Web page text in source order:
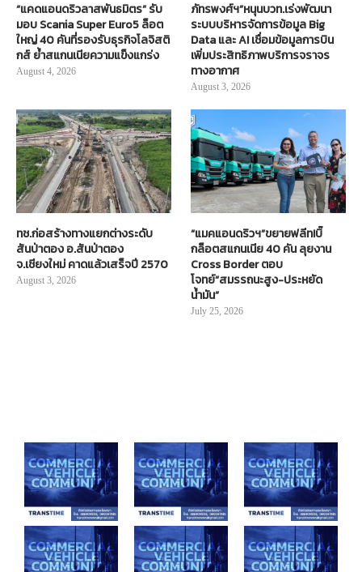
“แคดแอนดริวลาสพันธมิตร” รับ
มอบ Scania Super Euro5 ล็อต
ใหญ่ 40 คันที่รองรับธุรกิจโลจิสติ
กส์ ย้ำสแกนเนียความแข็งแกร่ง
August 4, 2026
ภัทรพงศ์ฯ”หนุนบวท.เร่งพัฒนา
ระบบบริหารจัดการข้อมูล Big
Data และ AI เชื่อมข้อมูลการบิน
เพิ่มประสิทธิภาพบริการจราจร
ทางอากาศ
August 3, 2026
ทช.ก่อสร้างทางแยกต่างระดับ
สันป่าตอง อ.สันป่าตอง
จ.เชียงใหม่ คาดแล้วเสร็จปี 2570
August 3, 2026
“แมคแอนดริวฯ”ขยายฟลีท!บิ๊
กล็อตสแกนเนีย 40 คัน ลุยงาน
Cross Border ตอบ
โจทย์“สมรรถนะสูง-ประหยัด
น้ำมัน”
July 25, 2026